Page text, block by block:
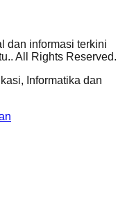
dan informasi terkini
. All Rights Reserved.
Informatika dan